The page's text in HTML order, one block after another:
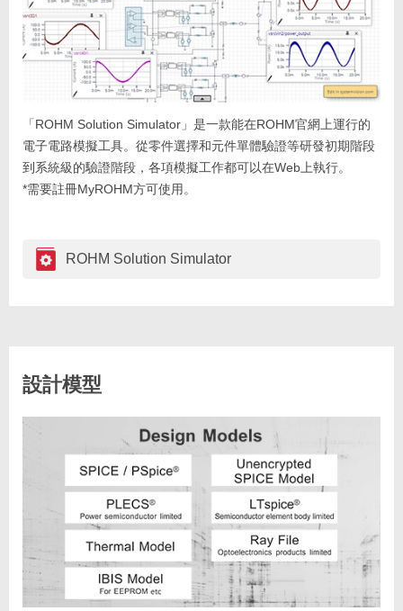
「ROHM Solution Simulator」是一款能在ROHM官網上運行的
電子電路模擬工具。從零件選擇和元件單體驗證等研發初期階段
到系統級的驗證階段，各項模擬工作都可以在Web上執行。
*需要註冊MyROHM方可使用。
ROHM Solution Simulator
設計模型